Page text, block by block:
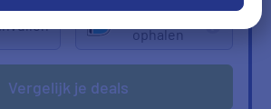
Vergelijk je deals
Verbruik
ophalen